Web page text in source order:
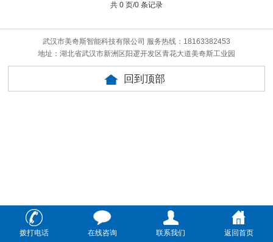
共 0 页/0 条记录
武汉市美奇斯智能科技有限公司 服务热线：18163382453
地址：湖北省武汉市新洲区阳逻开发区青花大道美奇斯工业园
回到顶部
拨打电话 在线咨询 联系我们 返回首页